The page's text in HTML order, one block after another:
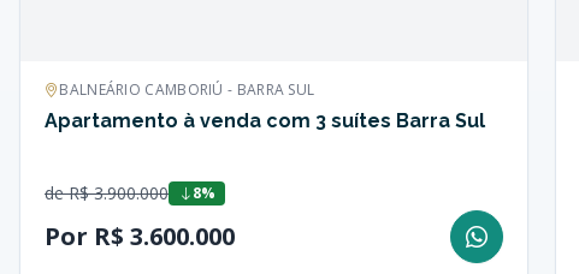
BALNEÁRIO CAMBORIÚ - BARRA SUL
Apartamento à venda com 3 suítes Barra Sul
de R$ 3.900.000 8%
Por R$ 3.600.000